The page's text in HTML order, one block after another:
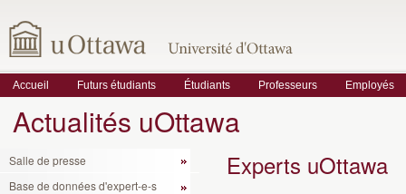
Accueil Futurs étudiants Étudiants Professeurs Employés
Actualités uOttawa
Salle de presse
Base de données d'expert-e-s
Experts uOttawa